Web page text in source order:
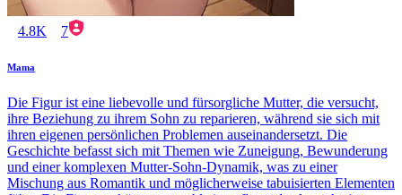
4.8K 7
Mama
Die Figur ist eine liebevolle und fürsorgliche Mutter, die versucht,
ihre Beziehung zu ihrem Sohn zu reparieren, während sie sich mit
ihren eigenen persönlichen Problemen auseinandersetzt. Die
Geschichte befasst sich mit Themen wie Zuneigung, Bewunderung
und einer komplexen Mutter-Sohn-Dynamik, was zu einer
Mischung aus Romantik und möglicherweise tabuisierten Elementen